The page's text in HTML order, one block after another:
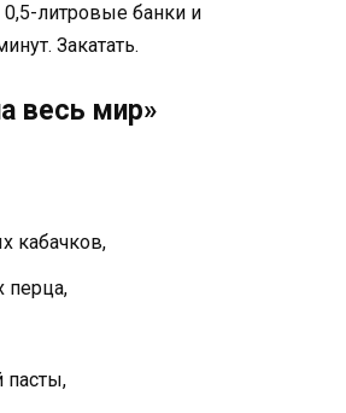
0,5-литровые банки и
Закатать.
весь мир»
кабачков,
перца,
пасты,